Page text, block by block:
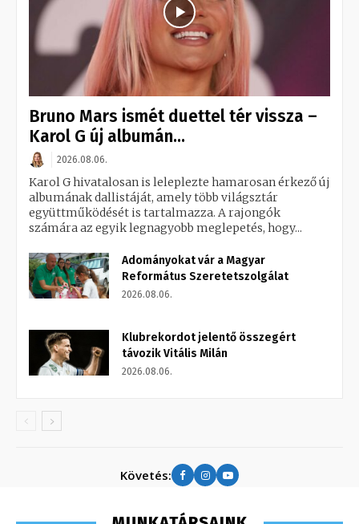
Bruno Mars ismét duettel tér vissza –
Karol G új albumán...
2026.08.06.
Karol G hivatalosan is leleplezte hamarosan érkező új
albumának dallistáját, amely több világsztár
együttműködését is tartalmazza. A rajongók
számára az egyik legnagyobb meglepetés, hogy...
Adományokat vár a Magyar
Református Szeretetszolgálat
2026.08.06.
Klubrekordot jelentő összegért
távozik Vitális Milán
2026.08.06.
Követés: